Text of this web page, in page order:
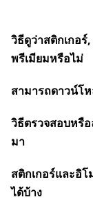
วิธีดูว่าสติกเกอร์
พรีเมียมหรือไม่
สามารถดาวน์โ
วิธีตรวจสอบหรื
มา
สติกเกอร์และอิ
ได้บ้าง